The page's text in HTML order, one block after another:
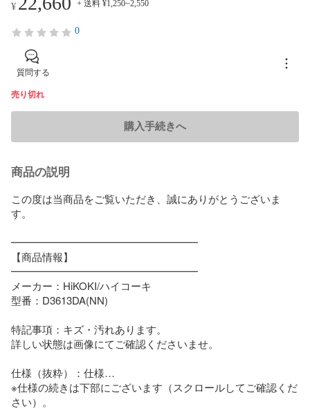
¥ + 送料 ¥1,250~2,550
0
質問する
売り切れ
購入手続きへ
商品の説明
この度は当商品をご覧いただき、誠にありがとうございま
す。
━━━━━━━━━━━━━━━━━━
【商品情報】
━━━━━━━━━━━━━━━━━━
メーカー：HiKOKI/ハイコーキ
型番：D3613DA(NN)
特記事項：キズ・汚れあります。
詳しい状態は画像にてご確認くださいませ。
仕様（抜粋）：仕様…
※仕様の続きは下部にございます（スクロールしてご確認くだ
さい）。